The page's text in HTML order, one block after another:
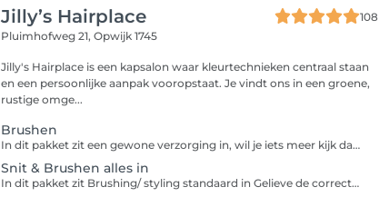
Jilly’s Hairplace
108
Pluimhofweg 21,Opwijk 1745
Jilly's Hairplace is een kapsalon waar kleurtechnieken centraal staan
en een persoonlijke aanpak vooropstaat. Je vindt ons in een groene,
rustige omge...
Brushen
In dit pakket zit een gewone verzorging in, wil je iets meer kijk dat naar verzorgings rituelen Gelieve de correcte aan te duiden: Brushing duurt max15min = Heel kort kapsel dat 15min brushing Brushing duurt max 30min = Korter haar dan schouder lengtes Normale dikte Brushing langer dan 30min = Langer haar dan schouders maar ook als je moeilijk en dik haar hebt
Snit & Brushen alles in
In dit pakket zit Brushing/ styling standaard in Gelieve de correcte aan te duiden; K= brushing duurt max15min M=brushing duurt max 30min L= brushing langer dan 30min